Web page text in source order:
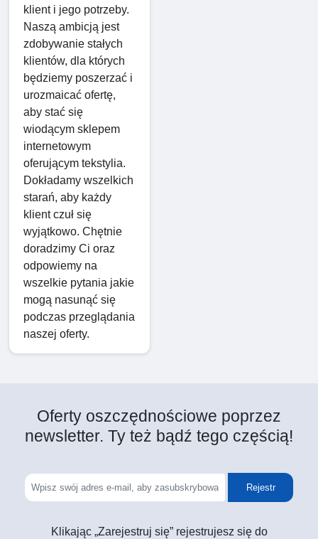
klient i jego potrzeby.
Naszą ambicją jest
zdobywanie stałych
klientów, dla których
będziemy poszerzać i
urozmaicać ofertę,
aby stać się
wiodącym sklepem
internetowym
oferującym tekstylia.
Dokładamy wszelkich
starań, aby każdy
klient czuł się
wyjątkowo. Chętnie
doradzimy Ci oraz
odpowiemy na
wszelkie pytania jakie
mogą nasunąć się
podczas przeglądania
naszej oferty.
Oferty oszczędnościowe poprzez
newsletter. Ty też bądź tego częścią!
Rejestr
Klikając „Zarejestruj się” rejestrujesz się do